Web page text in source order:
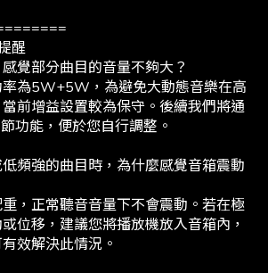
醒
覺部分曲目的音量不夠大？
為5W+5W，為避免大動態音樂在高
前增益設置較為保守。後續我們將通
功能，便於您自行調整。
頻強的曲目時，為什麼感覺音箱震動
，正常聽音音量下不會震動。若在極
位移，建議您將播放機放入音箱內，
效解決此情況。